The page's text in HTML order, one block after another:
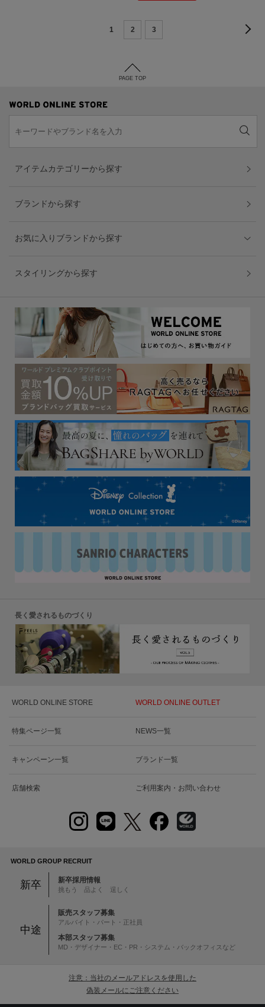
1 2 3
PAGE TOP
アイテムカテゴリーから探す
ブランドから探す
お気に入りブランドから探す
スタイリングから探す
長く愛されるものづくり
WORLD ONLINE STORE WORLD ONLINE OUTLET
特集ページ一覧 NEWS一覧
キャンペーン一覧 ブランド一覧
店舗検索 ご利用案内・お問い合わせ
WORLD GROUP RECRUIT
新卒 新卒採用情報
挑もう 品よく 逞しく
中途
販売スタッフ募集
アルバイト・パート・正社員
本部スタッフ募集
MD・デザイナー・EC・PR・システム・バックオフィスなど
注意：当社のメールアドレスを使用した
偽装メールにご注意ください